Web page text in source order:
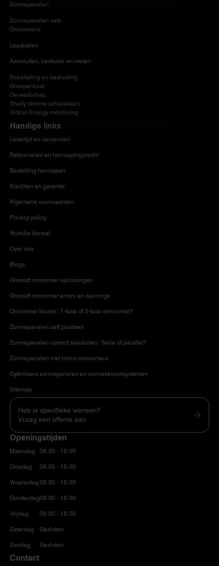
Zonnepanelen
Zonnepanelen sets
Omvormers
Laadpalen
Aansluiten, besturen en meten
Bekabeling en bedrading
Groepenkast
Gereedschap
Shelly slimme schakelaars
Victron Energy monitoring
Handige links
Levertijd en verzenden
Retourneren en herroepingsrecht
Bestelling herroepen
Klachten en garantie
Algemene voorwaarden
Privacy policy
Youtube kanaal
Over ons
Blogs
Growatt omvormer oplossingen
Growatt omvormer errors en warnings
Omvormer kiezen: 1-fase of 3-fase omvormer?
Zonnepanelen zelf plaatsen
Zonnepanelen correct aansluiten: Serie of parallel?
Zonnepanelen met micro-omvormers
Optimizers zonnepanelen en zonnestroomsystemen
Sitemap
Heb je specifieke wensen?
Vraag een offerte aan
Openingstijden
Maandag
Dinsdag
Woensdag
Donderdag
Vrijdag
Zaterdag
Zondag
08:00 - 18:00
08:00 - 18:00
08:00 - 18:00
08:00 - 18:00
08:00 - 18:00
Gesloten
Gesloten
Contact